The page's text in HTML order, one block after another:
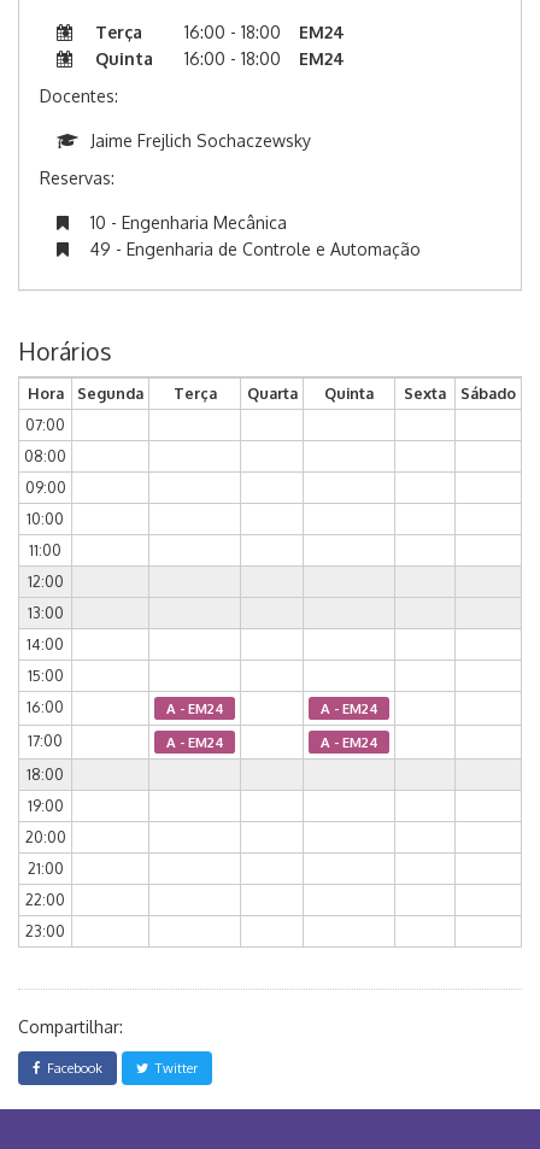
Terça 16:00 - 18:00
EM24
Quinta
16:00 - 18:00
EM24
Docentes:
Jaime Frejlich Sochaczewsky
Reservas:
10 - Engenharia Mecânica
49 - Engenharia de Controle e Automação
Horários
Hora Segunda Terça Quarta Quinta Sexta
Sábado
07:00
08:00
09:00
10:00
11:00
12:00
13:00
14:00
15:00
16:00
A - EM24 A - EM24
17:00 A - EM24 A - EM24
18:00
19:00
20:00
21:00
22:00
23:00
Compartilhar:
Facebook Twitter